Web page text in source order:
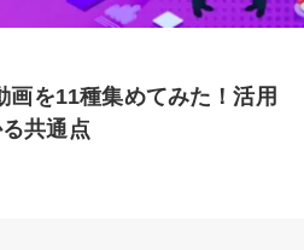
画を11種集めてみた！活用
共通点